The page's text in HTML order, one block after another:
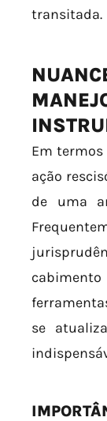
transitada.
Em
ação
de uma
se